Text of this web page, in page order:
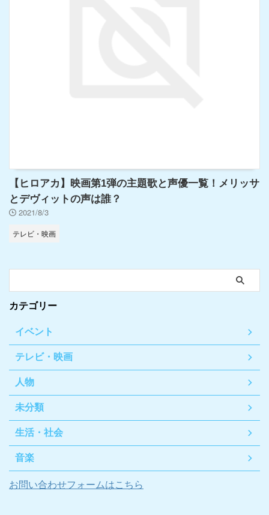
【ヒロアカ】映画第1弾の主題歌と声優一覧！メリッサ
とデヴィットの声は誰？
2021/8/3
テレビ・映画
カテゴリー
イベント
テレビ・映画
人物
未分類
生活・社会
音楽
お問い合わせフォームはこちら